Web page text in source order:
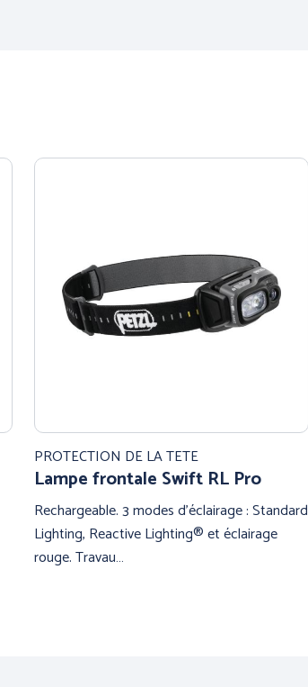
PROTECTION DE LA TETE
Lampe frontale Swift RL Pro
Rechargeable. 3 modes d'éclairage : Standard
Lighting, Reactive Lighting® et éclairage
rouge. Travau…